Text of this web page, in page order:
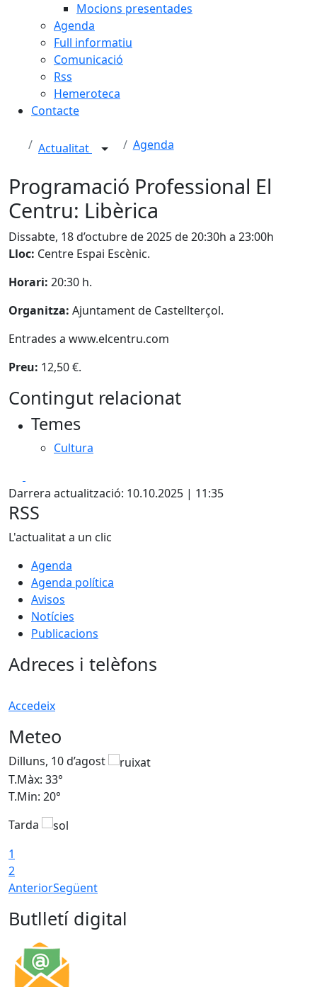
Mocions presentades
Agenda
Full informatiu
Comunicació
Rss
Hemeroteca
Contacte
Actualitat Agenda
Programació Professional El
Centru: Libèrica
Dissabte, 18 d’octubre de 2025 de 20:30h a 23:00h
Lloc: Centre Espai Escènic.
Horari: 20:30 h.
Organitza: Ajuntament de Castellterçol.
Entrades a www.elcentru.com
Preu: 12,50 €.
Contingut relacionat
Temes
Cultura
Darrera actualització: 10.10.2025 | 11:35
RSS
L'actualitat a un clic
Agenda
Agenda política
Avisos
Notícies
Publicacions
Adreces i telèfons
Accedeix
Meteo
Dilluns, 10 d’agost
T.Màx: 33°
T.Min: 20°
Tarda
1
2
AnteriorSegüent
Butlletí digital